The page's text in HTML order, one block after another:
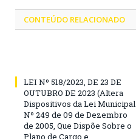
CONTEÚDO RELACIONADO
LEI Nº 518/2023, DE 23 DE
OUTUBRO DE 2023 (Altera
Dispositivos da Lei Municipal
Nº 249 de 09 de Dezembro
de 2005, Que Dispõe Sobre o
Plano de Cargo e